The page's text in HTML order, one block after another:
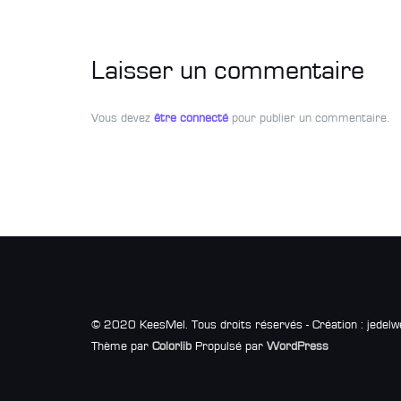
Laisser un commentaire
Vous devez être connecté pour publier un commentaire.
© 2020 KeesMel. Tous droits réservés - Création :
Thème par Colorlib Propulsé par WordPress